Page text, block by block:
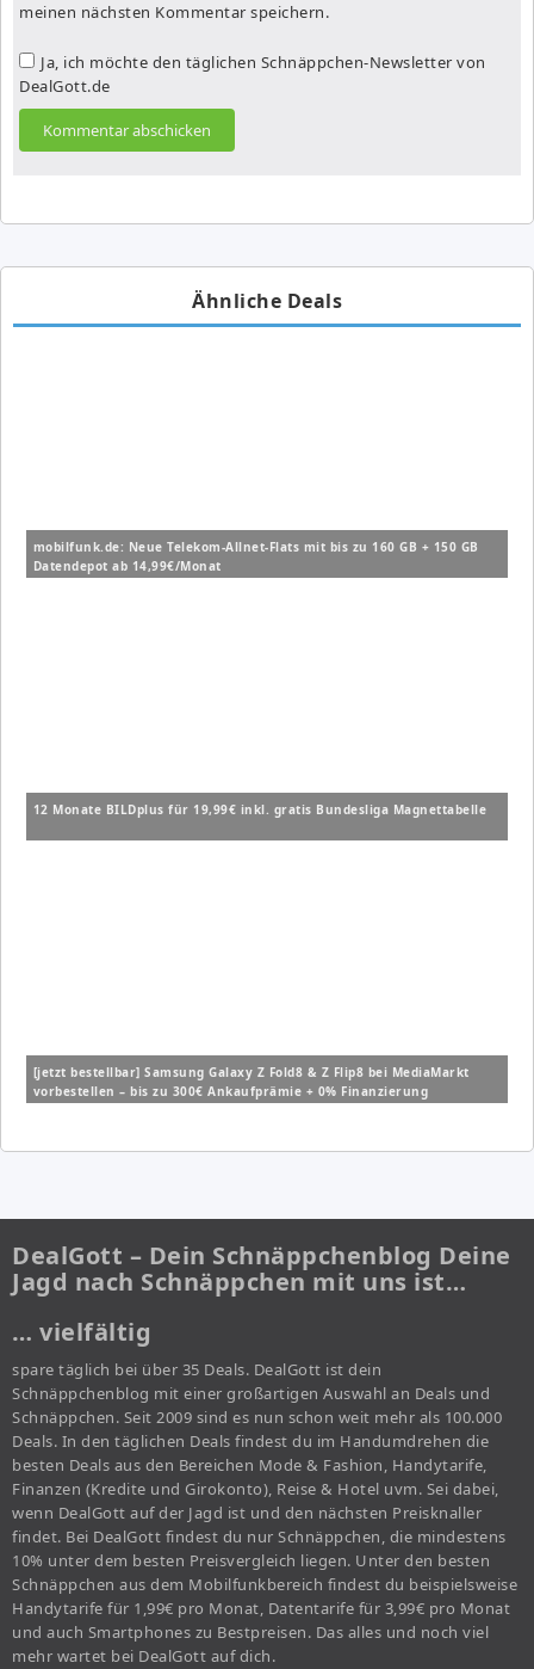
meinen nächsten Kommentar speichern.
Ja, ich möchte den täglichen Schnäppchen-Newsletter von
DealGott.de
Ähnliche Deals
mobilfunk.de: Neue Telekom-Allnet-Flats mit bis zu 160 GB + 150 GB
Datendepot ab 14,99€/Monat
12 Monate BILDplus für 19,99€ inkl. gratis Bundesliga Magnettabelle
[jetzt bestellbar] Samsung Galaxy Z Fold8 & Z Flip8 bei MediaMarkt
vorbestellen – bis zu 300€ Ankaufprämie + 0% Finanzierung
DealGott – Dein Schnäppchenblog Deine
Jagd nach Schnäppchen mit uns ist…
… vielfältig
spare täglich bei über 35 Deals. DealGott ist dein
Schnäppchenblog mit einer großartigen Auswahl an Deals und
Schnäppchen. Seit 2009 sind es nun schon weit mehr als 100.000
Deals. In den täglichen Deals findest du im Handumdrehen die
besten Deals aus den Bereichen Mode & Fashion, Handytarife,
Finanzen (Kredite und Girokonto), Reise & Hotel uvm. Sei dabei,
wenn DealGott auf der Jagd ist und den nächsten Preisknaller
findet. Bei DealGott findest du nur Schnäppchen, die mindestens
10% unter dem besten Preisvergleich liegen. Unter den besten
Schnäppchen aus dem Mobilfunkbereich findest du beispielsweise
Handytarife für 1,99€ pro Monat, Datentarife für 3,99€ pro Monat
und auch Smartphones zu Bestpreisen. Das alles und noch viel
mehr wartet bei DealGott auf dich.